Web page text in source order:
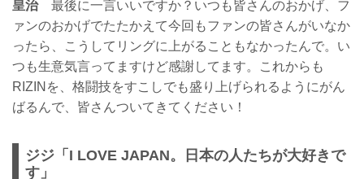
皇治最後に一言いいですか？いつも皆さんのおかげ、フ
ァンのおかげでたたかえて今回もファンの皆さんがいなか
ったら、こうしてリングに上がることもなかったんで。い
つも生意気言ってますけど感謝してます。これからも
RIZINを、格闘技をすこしでも盛り上げられるようにがん
ばるんで、皆さんついてきてください！
ジジ「I LOVE JAPAN。日本の人たちが大好きで
す」